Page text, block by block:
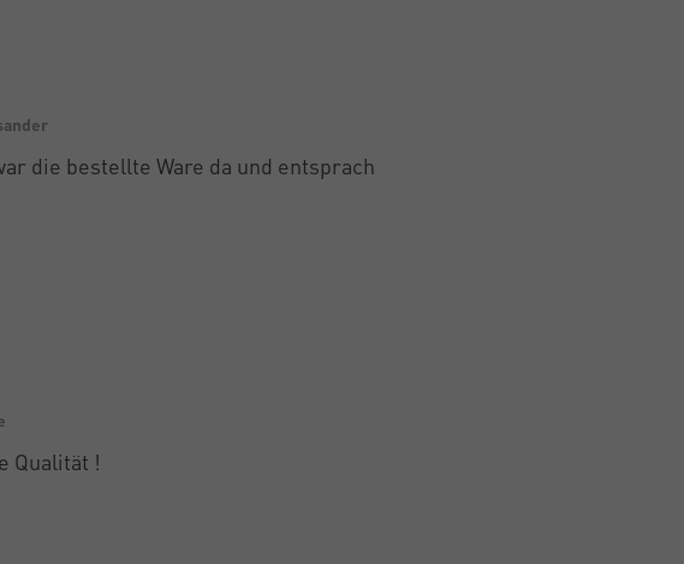
die bestellte Ware da und entsprach
Qualität !